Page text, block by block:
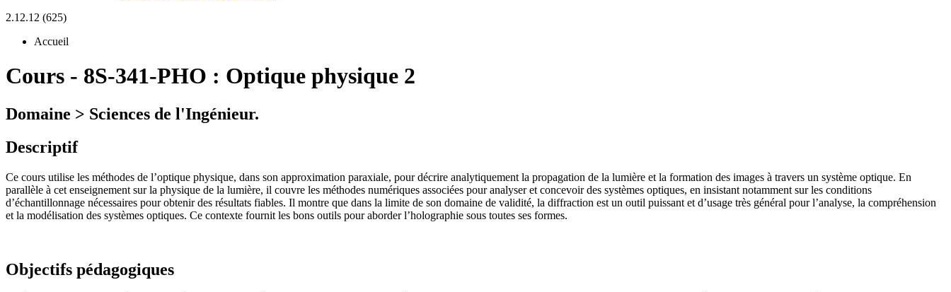
2.12.12 (625)
Accueil
Cours - 8S-341-PHO : Optique physique 2
Domaine > Sciences de l'Ingénieur.
Descriptif
Ce cours utilise les méthodes de l’optique physique, dans son approximation paraxiale, pour décrire analytiquement la propagation de la lumière et la formation des images à travers un système optique. En
parallèle à cet enseignement sur la physique de la lumière, il couvre les méthodes numériques associées pour analyser et concevoir des systèmes optiques, en insistant notamment sur les conditions
d’échantillonnage nécessaires pour obtenir des résultats fiables. Il montre que dans la limite de son domaine de validité, la diffraction est un outil puissant et d’usage très général pour l’analyse, la compréhension
et la modélisation des systèmes optiques. Ce contexte fournit les bons outils pour aborder l’holographie sous toutes ses formes.
Objectifs pédagogiques